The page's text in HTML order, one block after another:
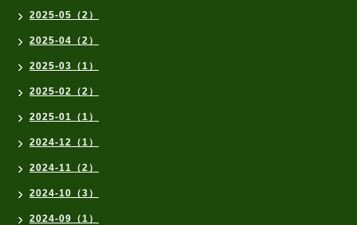
2025-05（2）
2025-04（2）
2025-03（1）
2025-02（2）
2025-01（1）
2024-12（1）
2024-11（2）
2024-10（3）
2024-09（1）